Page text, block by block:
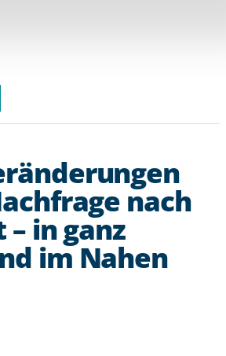
nach
– in ganz
im Nahen